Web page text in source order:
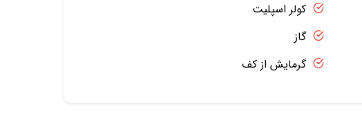
کولر اسپلیت
گاز
گرمایش از کف